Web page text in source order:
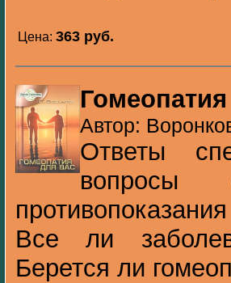
Цена: 363 pуб.
Автор:
Ответы
Все ли
Берется ли